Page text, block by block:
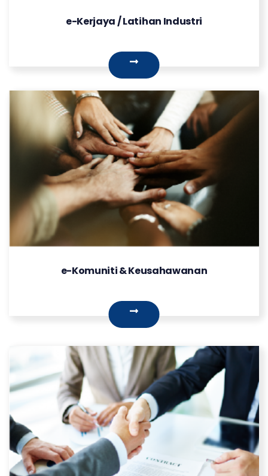
e-Kerjaya / Latihan Industri
e-Komuniti & Keusahawanan